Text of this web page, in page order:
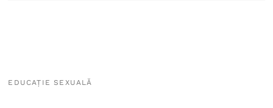
EDUCAȚIE SEXUALĂ